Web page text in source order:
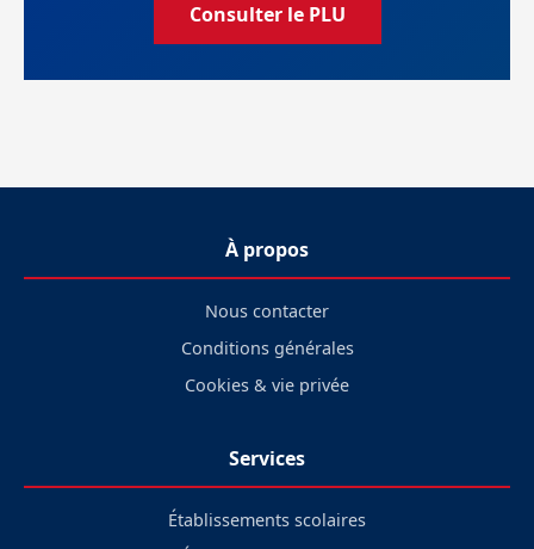
Consulter le PLU
À propos
Nous contacter
Conditions générales
Cookies & vie privée
Services
Établissements scolaires